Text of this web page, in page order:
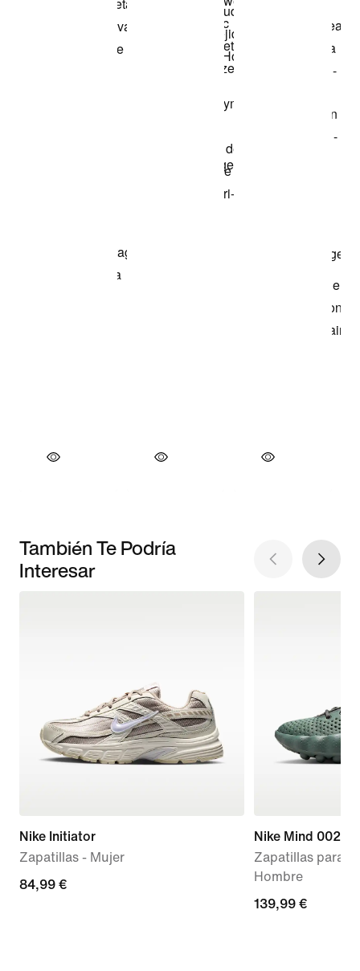
También Te Podría
Interesar
Nike Initiator
Zapatillas - Mujer
84,99 €
84,99 €
Nike Mind 002
Zapatillas para
Hombre
139,99 €
139,99 €